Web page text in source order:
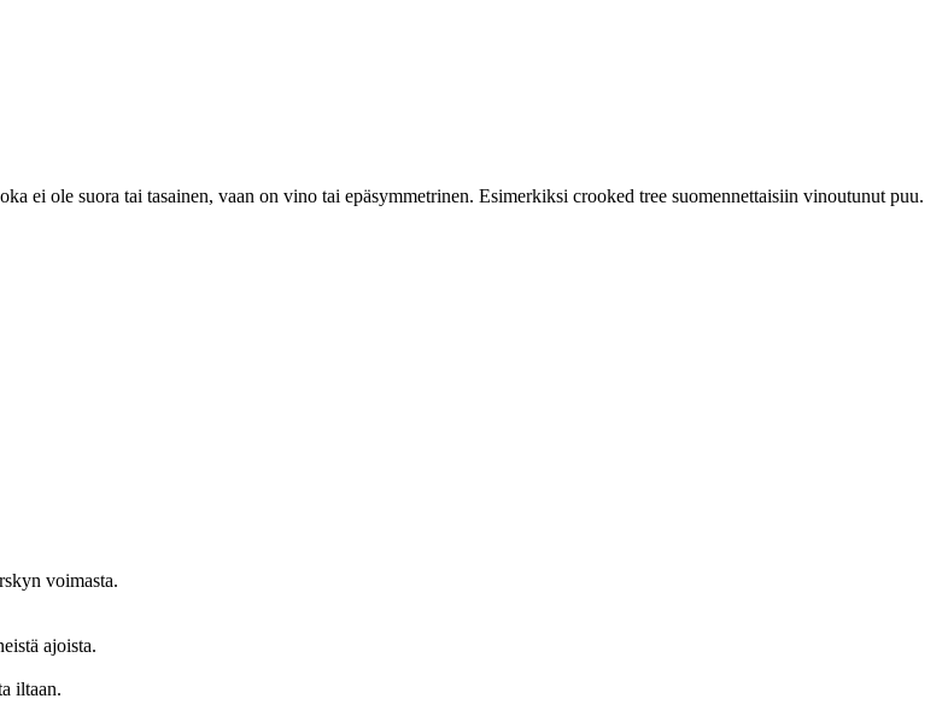
ei ole suora tai tasainen, vaan on vino tai epäsymmetrinen. Esimerkiksi crooked tree suomennettaisiin vinoutunut puu.
voimasta.
ajoista.
iltaan.